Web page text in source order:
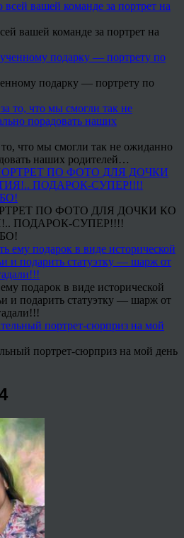
вашей команде за портрет на
подарку — портрету по
что мы смогли так не ожиданно
наших родителей…
ПО ФОТО ДЛЯ ДОЧКИ КО
ПОДАРОК-СУПЕР!!!!
подарок в виде исторической
и подарить статуэтку — шарж от
портрет-сюрприз на мой день